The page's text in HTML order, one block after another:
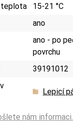
teplota
15-21 °C
ano
ano - po
povrchu
39191012
Lepicí
nám informaci.